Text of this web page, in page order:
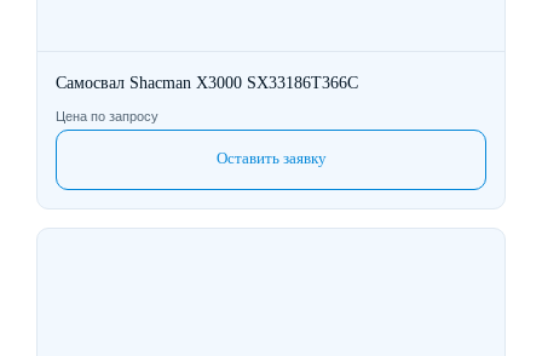
Самосвал Shacman X3000 SX33186T366C
Цена по запросу
Оставить заявку